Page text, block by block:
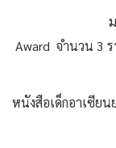
มอบเช็คเงิน
Award จำนวน 3
หนังสือเด็กอาเซียน
ประเภทบั